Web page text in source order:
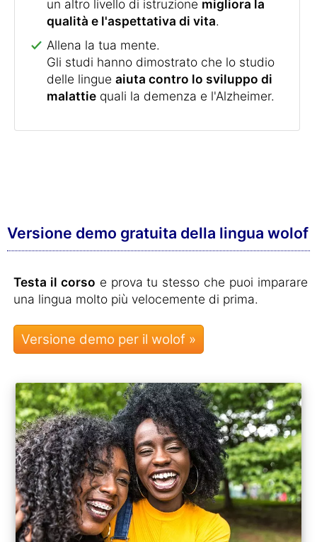
un altro livello di istruzione migliora la
qualità e l'aspettativa di vita.
Allena la tua mente.
Gli studi hanno dimostrato che lo studio
delle lingue aiuta contro lo sviluppo di
malattie quali la demenza e l'Alzheimer.
Versione demo gratuita della lingua wolof
Testa il corso e prova tu stesso che puoi imparare
una lingua molto più velocemente di prima.